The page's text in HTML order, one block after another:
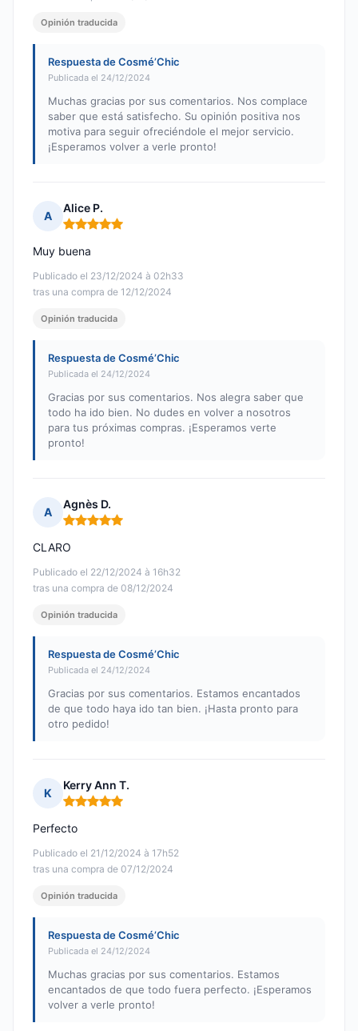
Opinión traducida
Respuesta de Cosmé’Chic
Publicada el 24/12/2024
Muchas gracias por sus comentarios. Nos complace
saber que está satisfecho. Su opinión positiva nos
motiva para seguir ofreciéndole el mejor servicio.
¡Esperamos volver a verle pronto!
A
Alice P.
Nota: 5 de 5
Publicado el 23/12/2024 à 02h33
tras una compra de 12/12/2024
Muy buena
Opinión traducida
Respuesta de Cosmé’Chic
Publicada el 24/12/2024
Gracias por sus comentarios. Nos alegra saber que
todo ha ido bien. No dudes en volver a nosotros
para tus próximas compras. ¡Esperamos verte
pronto!
A
Agnès D.
Nota: 5 de 5
Publicado el 22/12/2024 à 16h32
tras una compra de 08/12/2024
CLARO
Opinión traducida
Respuesta de Cosmé’Chic
Publicada el 24/12/2024
Gracias por sus comentarios. Estamos encantados
de que todo haya ido tan bien. ¡Hasta pronto para
otro pedido!
K
Kerry Ann T.
Nota: 5 de 5
Publicado el 21/12/2024 à 17h52
tras una compra de 07/12/2024
Perfecto
Opinión traducida
Respuesta de Cosmé’Chic
Publicada el 24/12/2024
Muchas gracias por sus comentarios. Estamos
encantados de que todo fuera perfecto. ¡Esperamos
volver a verle pronto!